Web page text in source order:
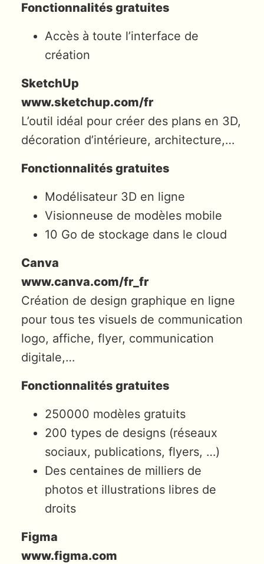
Fonctionnalités gratuites
Accès à toute l’interface de
création
SketchUp
www.sketchup.com/fr
L’outil idéal pour créer des plans en 3D,
décoration d’intérieure, architecture,…
Fonctionnalités gratuites
Modélisateur 3D en ligne
Visionneuse de modèles mobile
10 Go de stockage dans le cloud
Canva
www.canva.com/fr_fr
Création de design graphique en ligne
pour tous tes visuels de communication
logo, affiche, flyer, communication
digitale,…
Fonctionnalités gratuites
250000 modèles gratuits
200 types de designs (réseaux
sociaux, publications, flyers, …)
Des centaines de milliers de
photos et illustrations libres de
droits
Figma
www.figma.com